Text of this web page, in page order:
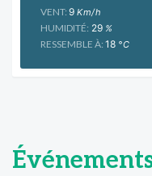
VENT: 9 Km/h
HUMIDITÉ: 29 %
RESSEMBLE À: 18 °C